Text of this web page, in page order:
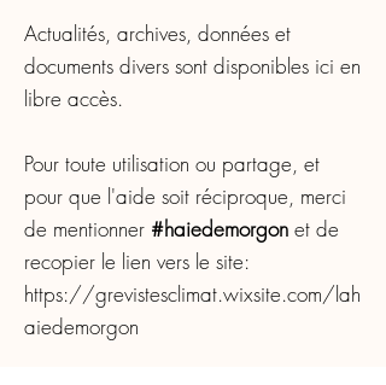
Actualités, archives, données et
documents divers sont disponibles ici en
libre accès.
Pour toute utilisation ou partage, et
pour que l'aide soit réciproque, merci
de mentionner #haiedemorgon et de
recopier le lien vers le site:
https://grevistesclimat.wixsite.com/lah
aiedemorgon